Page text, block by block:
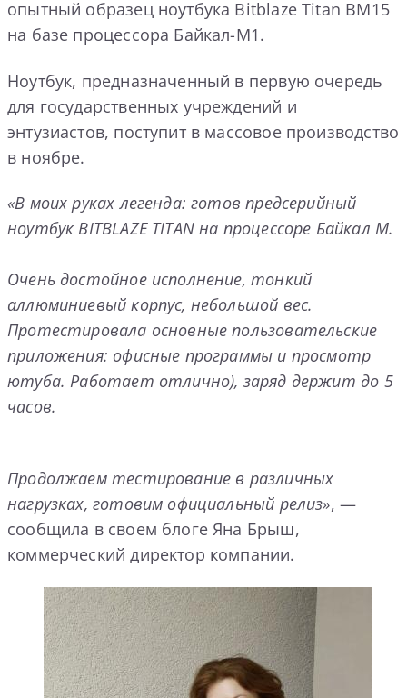
опытный образец ноутбука Bitblaze Titan BM15
на базе процессора Байкал-М1.
Ноутбук, предназначенный в первую очередь
для государственных учреждений и
энтузиастов, поступит в массовое производство
в ноябре.
«В моих руках легенда: готов предсерийный
ноутбукBITBLAZETITAN на процессоре Байкал M.
Очень достойное исполнение, тонкий
аллюминиевый корпус, небольшой вес.
Протестировала основные пользовательские
приложения: офисные программы и просмотр
ютуба. Работает отлично), заряд держит до 5
часов.
Продолжаем тестирование в различных
нагрузках, готовим официальный релиз», —
сообщила в своем блоге Яна Брыш,
коммерческий директор компании.